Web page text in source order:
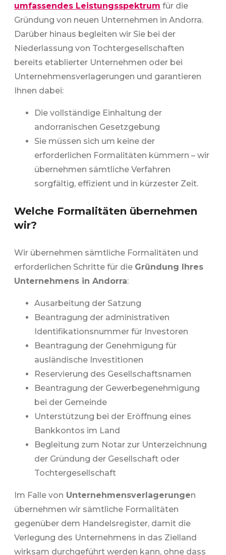
umfassendes Leistungsspektrum für die
Gründung von neuen Unternehmen in Andorra.
Darüber hinaus begleiten wir Sie bei der
Niederlassung von Tochtergesellschaften
bereits etablierter Unternehmen oder bei
Unternehmensverlagerungen und garantieren
Ihnen dabei:
Die vollständige Einhaltung der
andorranischen Gesetzgebung
Sie müssen sich um keine der
erforderlichen Formalitäten kümmern – wir
übernehmen sämtliche Verfahren
sorgfältig, effizient und in kürzester Zeit.
Welche Formalitäten übernehmen
wir?
Wir übernehmen sämtliche Formalitäten und
erforderlichen Schritte für die Gründung Ihres
Unternehmens in Andorra:
Ausarbeitung der Satzung
Beantragung der administrativen
Identifikationsnummer für Investoren
Beantragung der Genehmigung für
ausländische Investitionen
Reservierung des Gesellschaftsnamen
Beantragung der Gewerbegenehmigung
bei der Gemeinde
Unterstützung bei der Eröffnung eines
Bankkontos im Land
Begleitung zum Notar zur Unterzeichnung
der Gründung der Gesellschaft oder
Tochtergesellschaft
Im Falle von Unternehmensverlagerungen
übernehmen wir sämtliche Formalitäten
gegenüber dem Handelsregister, damit die
Verlegung des Unternehmens in das Zielland
wirksam durchgeführt werden kann, ohne dass